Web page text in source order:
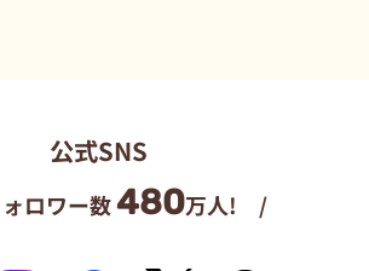
公式SNS
ロワー数480万人! /